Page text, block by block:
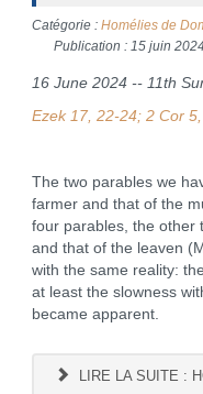
Catégorie : Homélies de
Publication : 15 juin 2024
16 June 2024 -- 11th
Ezek 17, 22-24; 2 Cor
The two parables we
farmer and that of the
four parables, the other
and that of the leaven
with the same reality:
at least the slowness
became apparent.
LIRE LA SUITE :